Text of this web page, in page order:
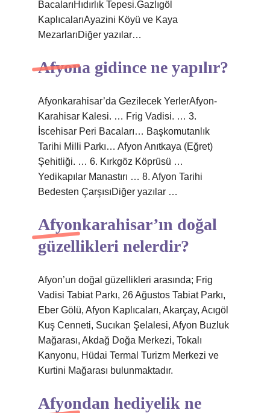
BacalarıHıdırlık Tepesi.Gazlıgöl
KaplıcalarıAyazini Köyü ve Kaya
MezarlarıDiğer yazılar…
Afyona gidince ne yapılır?
Afyonkarahisar’da Gezilecek YerlerAfyon-
Karahisar Kalesi. … Frig Vadisi. … 3.
İscehisar Peri Bacaları… Başkomutanlık
Tarihi Milli Parkı… Afyon Anıtkaya (Eğret)
Şehitliği. … 6. Kırkgöz Köprüsü …
Yedikapılar Manastırı … 8. Afyon Tarihi
Bedesten ÇarşısıDiğer yazılar …
Afyonkarahisar’ın doğal
güzellikleri nelerdir?
Afyon’un doğal güzellikleri arasında; Frig
Vadisi Tabiat Parkı, 26 Ağustos Tabiat Parkı,
Eber Gölü, Afyon Kaplıcaları, Akarçay, Acıgöl
Kuş Cenneti, Sucıkan Şelalesi, Afyon Buzluk
Mağarası, Akdağ Doğa Merkezi, Tokalı
Kanyonu, Hüdai Termal Turizm Merkezi ve
Kurtini Mağarası bulunmaktadır.
Afyondan hediyelik ne